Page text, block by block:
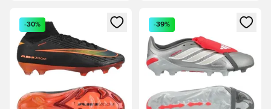
Megnyit egy modált a bejelentkezéshez vagy a tagként
-30%
Megnyit egy modált a
-39%